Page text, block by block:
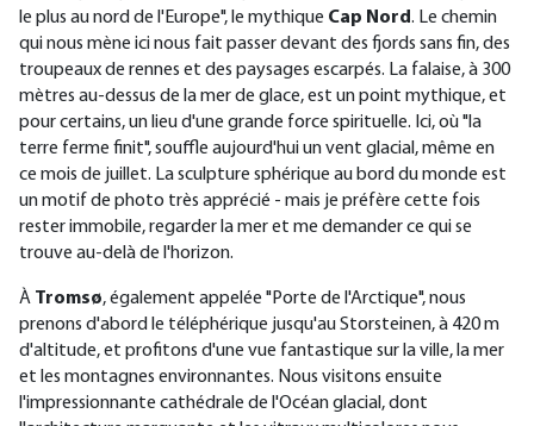
le plus au nord de l'Europe", le mythique Cap Nord. Le chemin
qui nous mène ici nous fait passer devant des fjords sans fin, des
troupeaux de rennes et des paysages escarpés. La falaise, à 300
mètres au-dessus de la mer de glace, est un point mythique, et
pour certains, un lieu d'une grande force spirituelle. Ici, où "la
terre ferme finit", souffle aujourd'hui un vent glacial, même en
ce mois de juillet. La sculpture sphérique au bord du monde est
un motif de photo très apprécié - mais je préfère cette fois
rester immobile, regarder la mer et me demander ce qui se
trouve au-delà de l'horizon.
À Tromsø, également appelée "Porte de l'Arctique", nous
prenons d'abord le téléphérique jusqu'au Storsteinen, à 420 m
d'altitude, et profitons d'une vue fantastique sur la ville, la mer
et les montagnes environnantes. Nous visitons ensuite
l'impressionnante cathédrale de l'Océan glacial, dont